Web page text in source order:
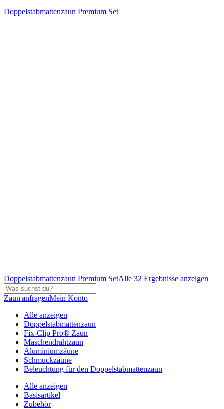
Doppelstabmattenzaun Premium Set
Doppelstabmattenzaun Premium SetAlle 32 Ergebnisse anzeigen
Zaun anfragenMein Konto
Alle anzeigen
Doppelstabmattenzaun
Fix-Clip Pro® Zaun
Maschendrahtzaun
Aluminiumzäune
Schmuckzäune
Beleuchtung für den Doppelstabmattenzaun
Alle anzeigen
Basisartikel
Zubehör